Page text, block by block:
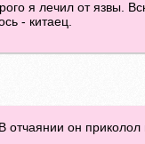
я лечил от язвы.
- китаец.
отчаянии он